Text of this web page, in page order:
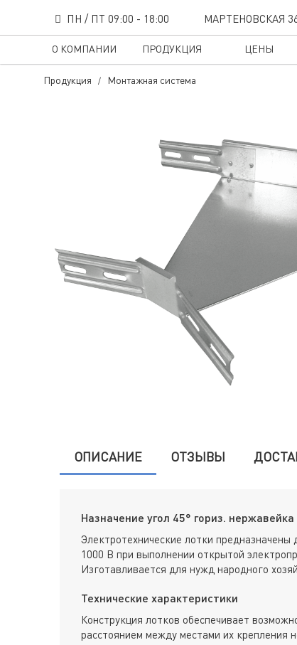
ПН / ПТ 09:00 - 18:00 МАРТЕНОВСКАЯ
О КОМПАНИИ ПРОДУКЦИЯ ЦЕНЫ
Продукция Монтажная система
ОПИСАНИЕ ОТЗЫВЫ
Назначение угол 45° гориз. нержавейка
Электротехнические лотки
1000 В при выполнении открытой
Изготавливается для нужд народного
Технические характеристики
Конструкция лотков обеспечивает
расстоянием между местами их крепления